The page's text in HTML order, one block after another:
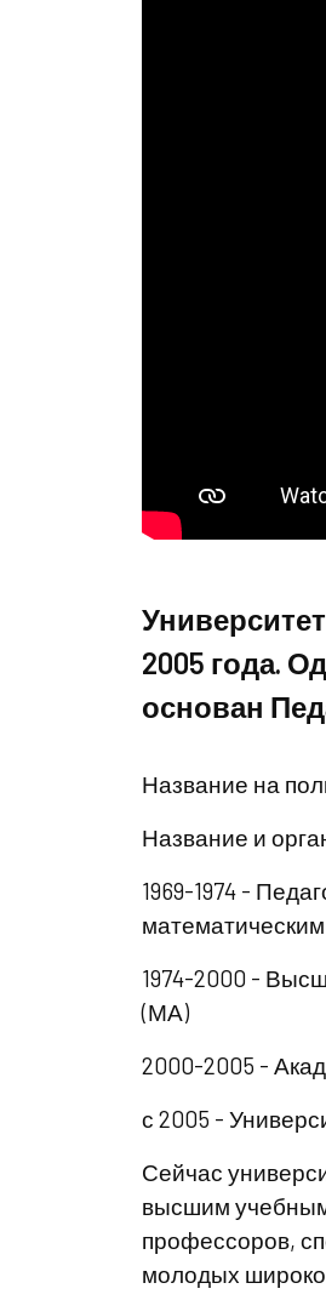
2005 года.
основан
Название на
Название и
1969-1974 -
1974-2000 -
(МА)
2000-2005 -
с 2005 -
Сейчас
высшим учебным
профессоров,
молодых